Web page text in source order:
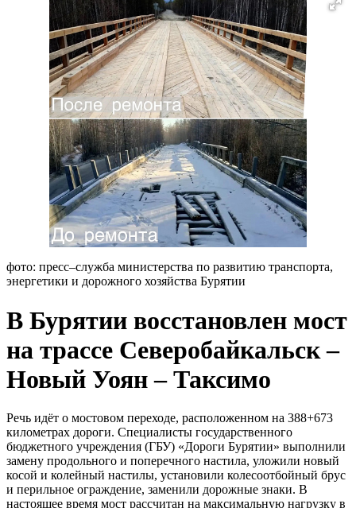
фото: пресс–служба министерства по развитию транспорта,
энергетики и дорожного хозяйства Бурятии
В Бурятии восстановлен мост
на трассе Северобайкальск –
Новый Уоян – Таксимо
Речь идёт о мостовом переходе, расположенном на 388+673
километрах дороги. Специалисты государственного
бюджетного учреждения (ГБУ) «Дороги Бурятии» выполнили
замену продольного и поперечного настила, уложили новый
косой и колейный настилы, установили колесоотбойный брус
и перильное ограждение, заменили дорожные знаки. В
настоящее время мост рассчитан на максимальную нагрузку в